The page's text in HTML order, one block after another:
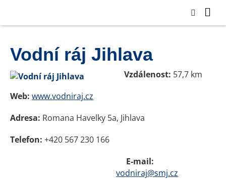
Vodní ráj Jihlava
Vzdálenost: 57,7 km
Web: www.vodniraj.cz
Adresa: Romana Havelky 5a, Jihlava
Telefon: +420 567 230 166
E-mail:
vodniraj@smj.cz